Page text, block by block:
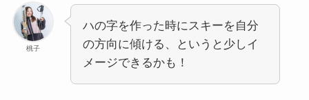
桃子
ハの字を作った時にスキーを自分
の方向に傾ける、というと少しイ
メージできるかも！